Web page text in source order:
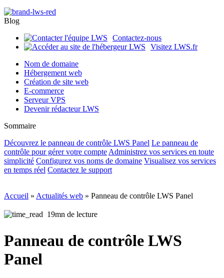
Blog
Contactez-nous
Visitez LWS.fr
Nom de domaine
Hébergement web
Création de site web
E-commerce
Serveur VPS
Devenir rédacteur LWS
Sommaire
Découvrez le panneau de contrôle LWS Panel Le panneau de
contrôle pour gérer votre compte Administrez vos services en toute
simplicité Configurez vos noms de domaine Visualisez vos services
en temps réel Contactez le support
Accueil » Actualités web » Panneau de contrôle LWS Panel
19mn de lecture
Panneau de contrôle LWS
Panel